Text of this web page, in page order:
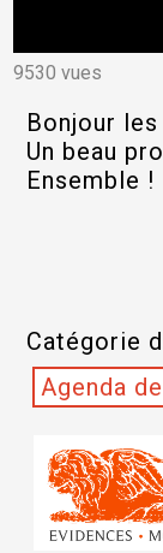
9530 vues
Bonjour
Un beau
Ensemble !
Catégorie
Agenda